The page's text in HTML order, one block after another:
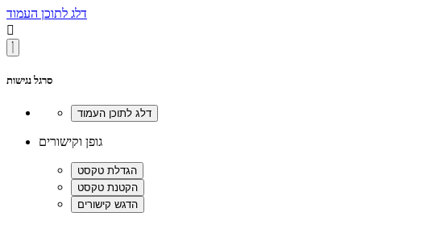
דלג לתוכן העמוד

סרגל נגישות
גופן וקישורים